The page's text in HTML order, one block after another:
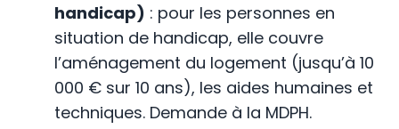
handicap) : pour les personnes en
situation de handicap, elle couvre
l’aménagement du logement (jusqu’à 10
000 € sur 10 ans), les aides humaines et
techniques. Demande à la MDPH.